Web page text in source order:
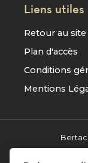
Liens utiles
Retour au
Plan d'accès
Conditions
Mentions